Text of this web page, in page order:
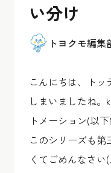
い分け
トヨクモ編集
こんにちは、ト
しまいましたね
トメーション(以
このシリーズも
くてごめんなさい